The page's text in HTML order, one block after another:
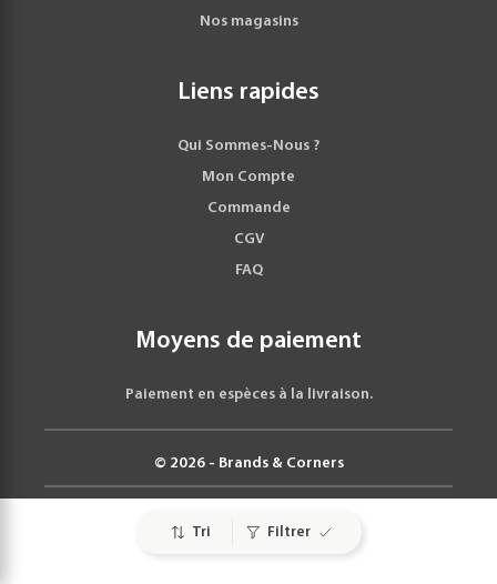
Tri Filtrer
Nos magasins
Liens rapides
Qui Sommes-Nous ?
Mon Compte
Commande
CGV
FAQ
Moyens de paiement
Paiement en espèces à la livraison.
© 2026 - Brands & Corners